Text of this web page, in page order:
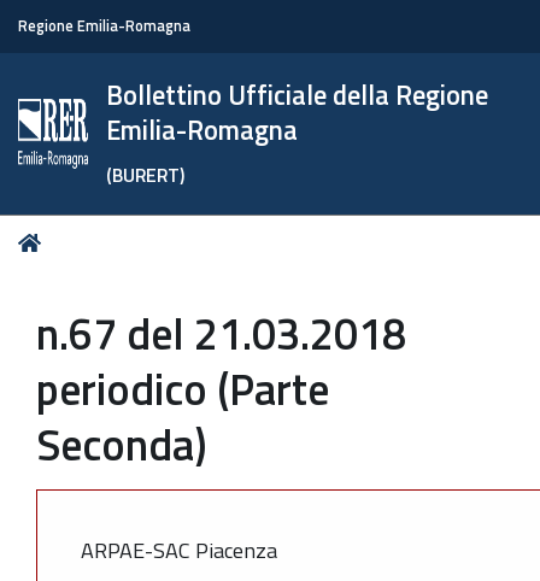
Regione Emilia-Romagna
Bollettino Ufficiale della Regione
Emilia-Romagna
(BURERT)
Tu
n.67 del 21.03.2018
periodico (Parte
Seconda)
ARPAE-SAC Piacenza